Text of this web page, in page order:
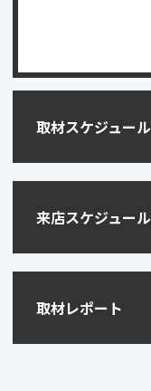
取材スケジュール
来店スケジュール
取材レポート